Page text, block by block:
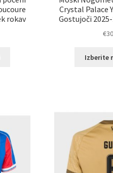
rokav
na
strani
izdelka
Crystal Palace
Gostujoči
€
Izberite